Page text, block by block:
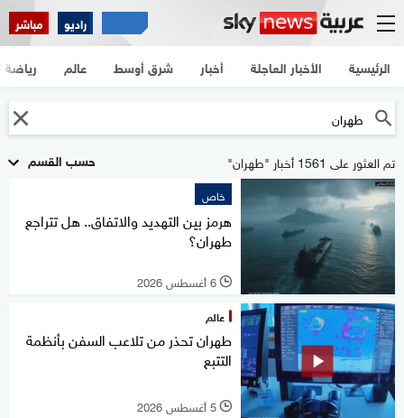
راديو مباشر
الرئيسية الأخبار العاجلة أخبار شرق أوسط عالم رياضة
حسب القسم تم العثور على 1561 أخبار "طهران"
خاص
هرمز بين التهديد والاتفاق.. هل تتراجع
طهران؟
l 6 أغسطس 2026
عالم
طهران تحذر من تلاعب السفن بأنظمة
التتبع
l 5 أغسطس 2026